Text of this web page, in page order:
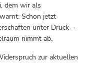
dem wir als
Schon jetzt
unter Druck –
nimmt ab.
zur aktuellen